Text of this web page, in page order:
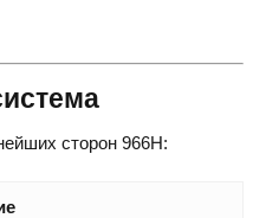
сторон 966H: